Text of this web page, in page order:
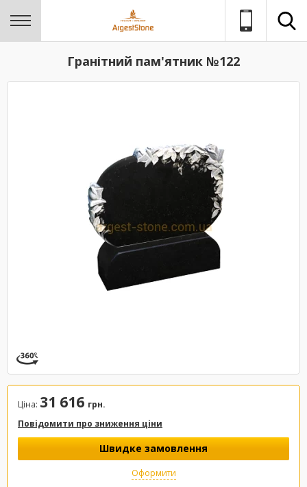
Гранітний пам'ятник №122
Ціна: 31 616 грн.
Повідомити про зниження ціни
Швидке замовлення
Оформити